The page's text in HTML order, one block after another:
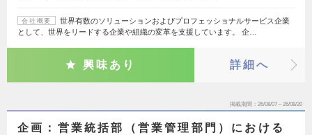
会社概要
世界有数のソリューションおよびプロフェッショナルサービス企業
として、世界をリードする企業や組織の変革を支援しています。 企…
興味あり 詳細へ
掲載期間 26/08/07～26/08/20
企画：営業統括部（営業管理部門）における